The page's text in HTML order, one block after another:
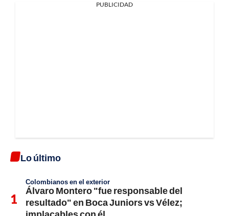
PUBLICIDAD
Lo último
Colombianos en el exterior
Álvaro Montero "fue responsable del
resultado" en Boca Juniors vs Vélez;